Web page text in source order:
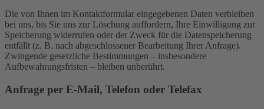
Die von Ihnen im Kontaktformular eingegebenen Daten verbleiben
bei uns, bis Sie uns zur Löschung auffordern, Ihre Einwilligung zur
Speicherung widerrufen oder der Zweck für die Datenspeicherung
entfällt (z. B. nach abgeschlossener Bearbeitung Ihrer Anfrage).
Zwingende gesetzliche Bestimmungen – insbesondere
Aufbewahrungsfristen – bleiben unberührt.
Anfrage per E-Mail, Telefon oder Telefax